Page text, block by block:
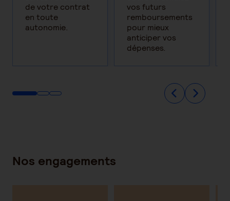
de votre contrat
en toute
autonomie.
vos futurs
remboursements
pour mieux
anticiper vos
dépenses.
Nos engagements